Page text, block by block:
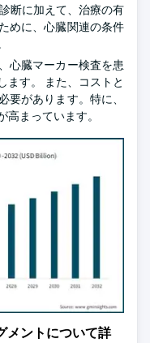
断に加えて、治療の有
めに、心臓関連の条件
心臓マーカー検査を患
ます。 また、コストと
要があります。特に、
まっています。
メントについて詳